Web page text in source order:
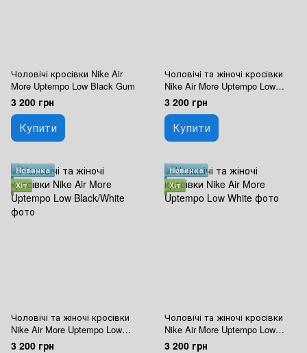
Чоловічі кросівки Nike Air
More Uptempo Low Black Gum
3 200 грн
Купити
Чоловічі та жіночі кросівки
Nike Air More Uptempo Low
White/Blue
3 200 грн
Купити
Новинка
Хіт
Чоловічі та жіночі кросівки
Nike Air More Uptempo Low
Black/White
3 200 грн
Новинка
Хіт
Чоловічі та жіночі кросівки
Nike Air More Uptempo Low
White
3 200 грн